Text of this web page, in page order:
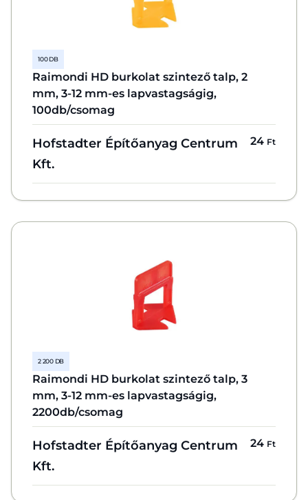
100 DB
Raimondi HD burkolat szintező talp, 2
mm, 3-12 mm-es lapvastagságig,
100db/csomag
Hofstadter Építőanyag Centrum
Kft.
24 Ft
2 200 DB
Raimondi HD burkolat szintező talp, 3
mm, 3-12 mm-es lapvastagságig,
2200db/csomag
Hofstadter Építőanyag Centrum
Kft.
24 Ft